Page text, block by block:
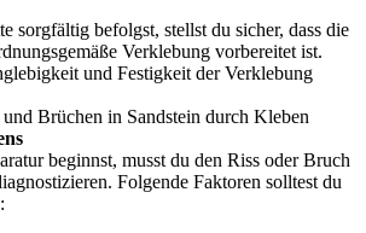
sorgfältig befolgst, stellst du sicher, dass die
Verklebung vorbereitet ist.
und Festigkeit der Verklebung
Brüchen in Sandstein durch Kleben
beginnst, musst du den Riss oder Bruch
Folgende Faktoren solltest du